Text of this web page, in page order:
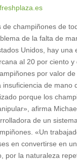
de champiñones de
de la falta de
Unidos, hay una
al 20 por ciento y
por valor
insuficiencia de mano
porque los
afirma
de un
«Un
en convertirse en
por la naturaleza